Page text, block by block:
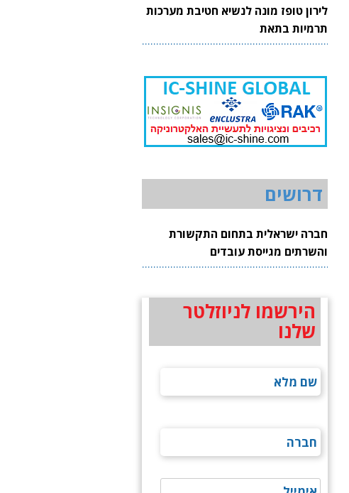
לירון טופז מונה לנשיא חטיבת מערכות
תרמיות בתאת
דרושים
חברה ישראלית בתחום התקשורת
והשרתים מגייסת עובדים
הירשמו לניוזלטר
שלנו